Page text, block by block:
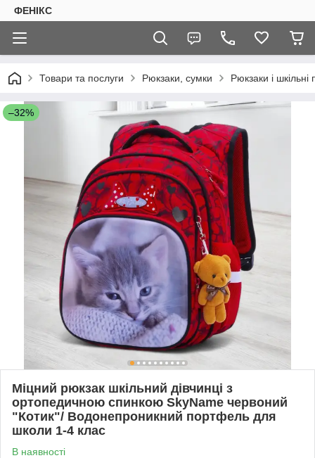
ФЕНІКС
Товари та послуги Рюкзаки, сумки Рюкзаки і шкільні
–32%
Міцний рюкзак шкільний дівчинці з
ортопедичною спинкою SkyName червоний
"Котик"/ Водонепроникний портфель для
школи 1-4 клас
В наявності